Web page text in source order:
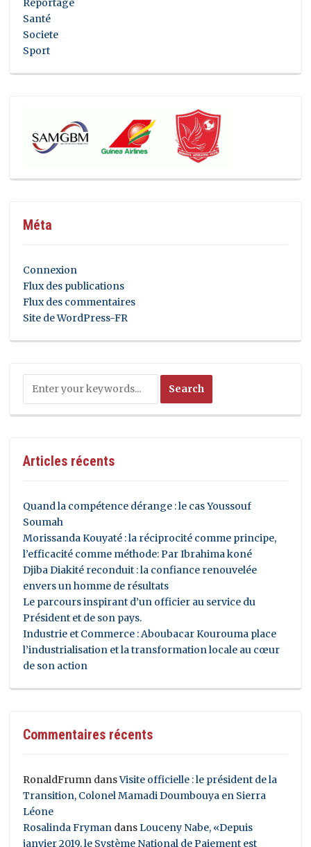
Reportage
Santé
Societe
Sport
Méta
Connexion
Flux des publications
Flux des commentaires
Site de WordPress-FR
Articles récents
Quand la compétence dérange : le cas Youssouf
Soumah
Morissanda Kouyaté : la réciprocité comme principe,
l’efficacité comme méthode: Par Ibrahima koné
Djiba Diakité reconduit : la confiance renouvelée
envers un homme de résultats
Le parcours inspirant d’un officier au service du
Président et de son pays.
Industrie et Commerce : Aboubacar Kourouma place
l’industrialisation et la transformation locale au cœur
de son action
Commentaires récents
RonaldFrumn dansVisite officielle : le président de la
Transition, Colonel Mamadi Doumbouya en Sierra
Léone
Rosalinda Fryman dansLouceny Nabe, «Depuis
janvier 2019, le Système National de Paiement est